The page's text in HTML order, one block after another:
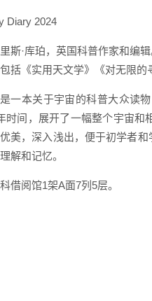
Diary 2024
斯·库珀，英国科普作家和编
括《实用天文学》《对无限的
一本关于宇宙的科普大众读
时间，展开了一幅整个宇宙
美，深入浅出，便于初学者
解和记忆。
借阅馆1架A面7列5层。